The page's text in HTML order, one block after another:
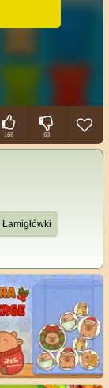
166 63
Łamigłówki